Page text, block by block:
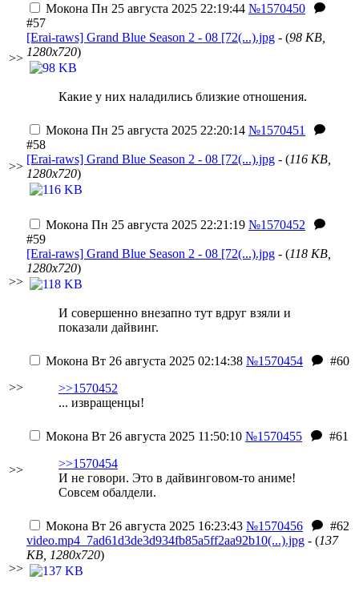
>>
Мокона Пн 25 августа 2025 22:19:44 №1570450
#57
[Erai-raws] Grand Blue Season 2 - 08 [72(...).jpg - (98 KB,
1280x720)
Какие у них наладились близкие отношения.
>>
Мокона Пн 25 августа 2025 22:20:14 №1570451
#58
[Erai-raws] Grand Blue Season 2 - 08 [72(...).jpg - (116 KB,
1280x720)
>>
Мокона Пн 25 августа 2025 22:21:19 №1570452
#59
[Erai-raws] Grand Blue Season 2 - 08 [72(...).jpg - (118 KB,
1280x720)
И совершенно внезапно тут вдруг взяли и
показали дайвинг.
>>
Мокона Вт 26 августа 2025 02:14:38 №1570454
#60
>>1570452
... извращенцы!
>>
Мокона Вт 26 августа 2025 11:50:10 №1570455
#61
>>1570454
И не говори. Это в дайвинговом-то аниме!
Совсем обалдели.
>>
Мокона Вт 26 августа 2025 16:23:43 №1570456
#62
video.mp4_7ad61d3de3d934fb85a5ff2aa92b10(...).jpg - (137
KB, 1280x720)